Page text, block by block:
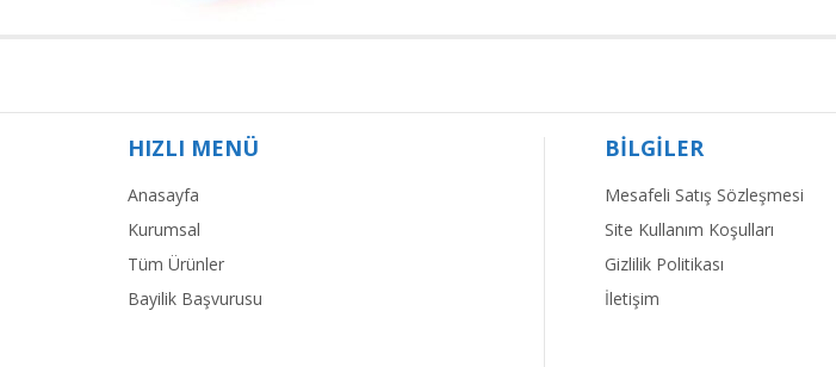
HIZLI MENÜ
Anasayfa
Kurumsal
Tüm Ürünler
Bayilik Başvurusu
BİLGİLER
Mesafeli Satış Sözleşmesi
Site Kullanım Koşulları
Gizlilik Politikası
İletişim